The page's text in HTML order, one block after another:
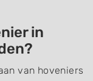
in
van hoveniers